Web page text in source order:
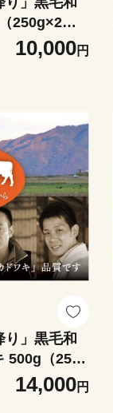
250g×2）
の麓（ふも
た美味し
四日市市
10,000円
り」黒毛和
500g（250g
二つの麓
だわった
14,000円